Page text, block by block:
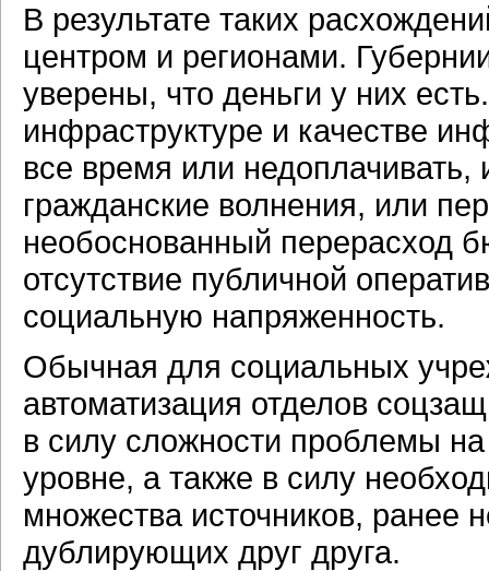
В результате таких
центром и регионами.
уверены, что деньги у них
инфраструктуре и качестве
все время или
гражданские волнения, или
необоснованный перерасход
отсутствие публичной
социальную напряженность.
Обычная для социальных
автоматизация отделов
в силу сложности проблемы
уровне, а также в силу
множества источников, ранее
дублирующих друг друга.